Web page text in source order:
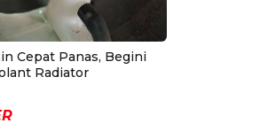
Cepat Panas, Begini
Radiator